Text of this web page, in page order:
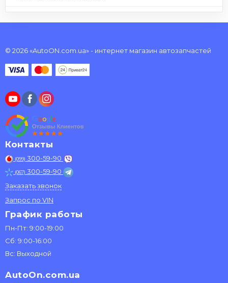
© 2026 «AutoON.com.ua» - интернет магазин автозапчастей
Контакты
(099) 300-59-90
(067) 300-59-90
Заказать звонок
Запрос по VIN
График работы
Пн-Пт: 9:00-19:00
Сб: 9:00-16:00
Вс: Выходной
AutoOn.com.ua